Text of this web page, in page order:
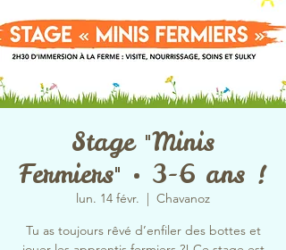
Stage "Minis
Fermiers" • 3-6 ans !
lun. 14 févr.
  |
Chavanoz
Tu as toujours rêvé d’enfiler des bottes et